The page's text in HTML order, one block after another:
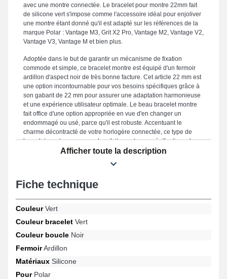
avec une montre connectée. Le bracelet pour montre 22mm fait
de silicone vert s'impose comme l'accessoire idéal pour enjoliver
une montre étant donné qu'il est adapté sur les références de la
marque Polar : Vantage M3, Grit X2 Pro, Vantage M2, Vantage V2,
Vantage V3, Vantage M et bien plus.
Adoptée dans le but de garantir un mécanisme de fixation
commode et simple, ce bracelet montre est équipé d'un fermoir
ardillon d'aspect noir de très bonne facture. Cet article 22 mm est
une option incontournable pour vos besoins spécifiques grâce à
son gabarit de 22 mm pour assurer une adaptation harmonieuse
et une expérience utilisateur optimale. Le beau bracelet montre
fait office d'une option appropriée en vue d'en changer un
endommagé ou usé, parce qu'il est robuste. Accentuant le
charme décontracté de votre horlogère connectée, ce type de
bracelet montre correspond parfaitement aux spécifications des
connaisseurs. Installé avec ce type de bracelet de montre
durable. Par le biais de son style intemporel, ce bracelet Polar
la marque Polar, garantissant un confort inégalé avec une
Afficher toute la description
Fiche technique
CouleurVert
Couleur bracelet Vert
Couleur boucle Noir
FermoirArdillon
Matériaux Silicone
PourPolar